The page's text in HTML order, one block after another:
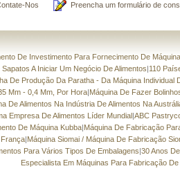
Nos Preencha um formulário de
De Investimento Para Fornecimento De
A Iniciar Um Negócio De Alimentos|110
De Produção Da Paratha - Da Máquina Individual
Mm - 0,4 Mm, Por Hora|Máquina De Fazer
De Alimentos Na Indústria De Alimentos Na
Empresa De Alimentos Líder Mundial|ABC
De Máquina Kubba|Máquina De Fabricação
|Máquina Siomai / Máquina De Fabricação
Para Vários Tipos De Embalagens|30 Anos
Especialista Em Máquinas Para Fabricação De